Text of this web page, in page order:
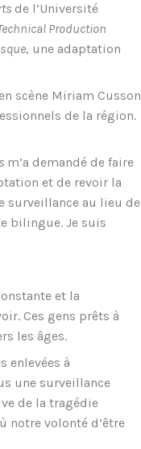
de l’Université
Production
, une adaptation
scène Miriam Cusson
de la région.
m’a demandé de faire
et de revoir la
au lieu de
bilingue. Je suis
et la
Ces gens prêts à
les âges.
enlevées à
une surveillance
de la tragédie
notre volonté d’être